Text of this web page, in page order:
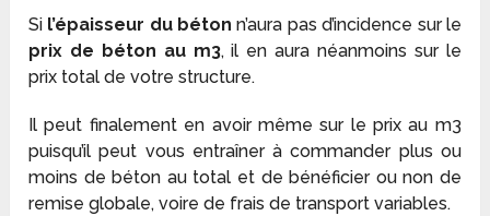
Si l’épaisseur du béton n’aura pas d’incidence sur le
prix de béton au m3, il en aura néanmoins sur le
prix total de votre structure.
Il peut finalement en avoir même sur le prix au m3
puisqu’il peut vous entraîner à commander plus ou
moins de béton au total et de bénéficier ou non de
remise globale, voire de frais de transport variables.